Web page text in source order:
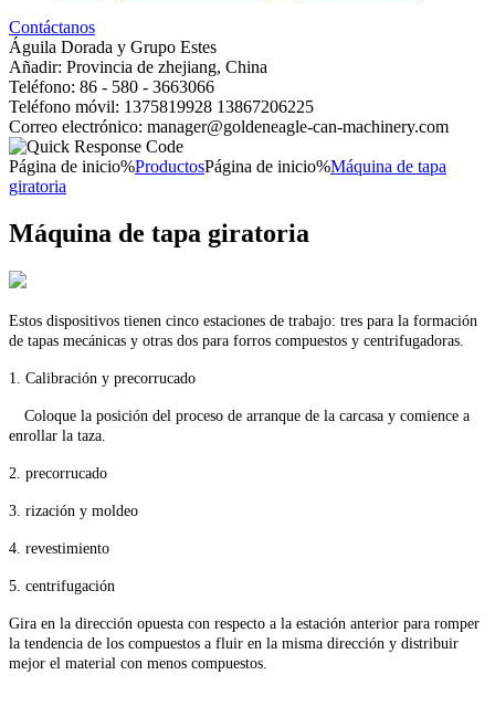
Contáctanos
Águila Dorada y Grupo Estes
Añadir: Provincia de zhejiang, China
Teléfono: 86 - 580 - 3663066
Teléfono móvil: 1375819928 13867206225
Correo electrónico: manager@goldeneagle-can-machinery.com
Página de inicio%ProductosPágina de inicio%Máquina de tapa
giratoria
Máquina de tapa giratoria
Estos dispositivos tienen cinco estaciones de trabajo: tres para la formación
de tapas mecánicas y otras dos para forros compuestos y centrifugadoras.
1. Calibración y precorrucado
Coloque la posición del proceso de arranque de la carcasa y comience a
enrollar la taza.
2. precorrucado
3. rización y moldeo
4. revestimiento
5. centrifugación
Gira en la dirección opuesta con respecto a la estación anterior para romper
la tendencia de los compuestos a fluir en la misma dirección y distribuir
mejor el material con menos compuestos.